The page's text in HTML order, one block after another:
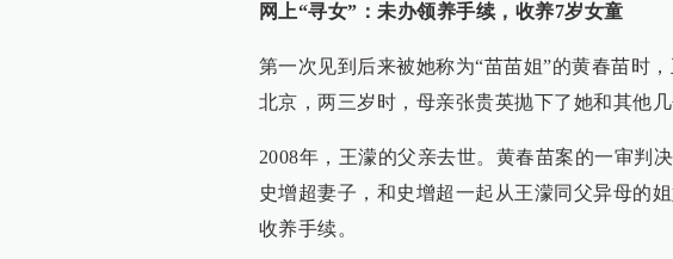
网上“寻女”：未办领养手续，收养7岁女童
第一次见到后来被她称为“苗苗姐”的黄春苗时
北京，两三岁时，母亲张贵英抛下了她和其他几
2008年，王濛的父亲去世。黄春苗案的一审判
史增超妻子，和史增超一起从王濛同父异母的
收养手续。